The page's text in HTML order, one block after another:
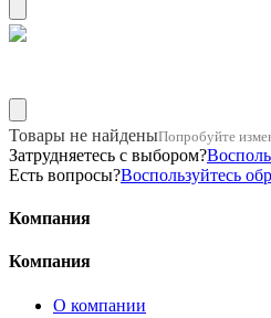
Товары не найденыПопробуйте
Затрудняетесь с выбором?
Есть вопросы?Воспользуйтесь
Компания
Компания
О компании